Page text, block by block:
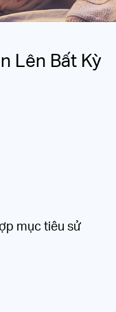
Lên Bất Kỳ
mục tiêu sử